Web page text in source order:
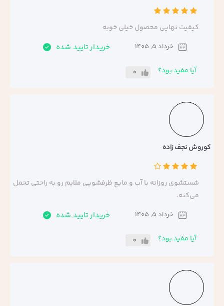
کیفیت نهایی محصول خیلی خوبه
خرداد 5, 1405 خریدار تایید شده
آیا مفید بود؟ 0
کوروش نجف زاده
شستشوی روزانه با آب و مایع ظرفشویی ملایم رو به راحتی تحمل
می‌کنه.
خرداد 5, 1405 خریدار تایید شده
آیا مفید بود؟ 0